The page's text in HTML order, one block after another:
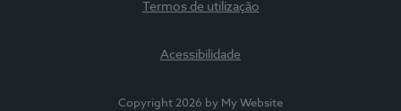
Termos de utilização
Acessibilidade
Copyright 2026 by My Website